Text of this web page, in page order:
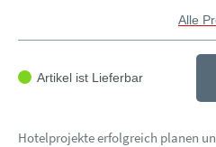
Alle
Artikel ist Lieferbar
Hotelprojekte erfolgreich planen